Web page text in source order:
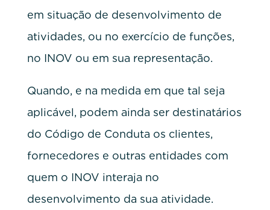
em situação de desenvolvimento de
atividades, ou no exercício de funções,
no INOV ou em sua representação.
Quando, e na medida em que tal seja
aplicável, podem ainda ser destinatários
do Código de Conduta os clientes,
fornecedores e outras entidades com
quem o INOV interaja no
desenvolvimento da sua atividade.